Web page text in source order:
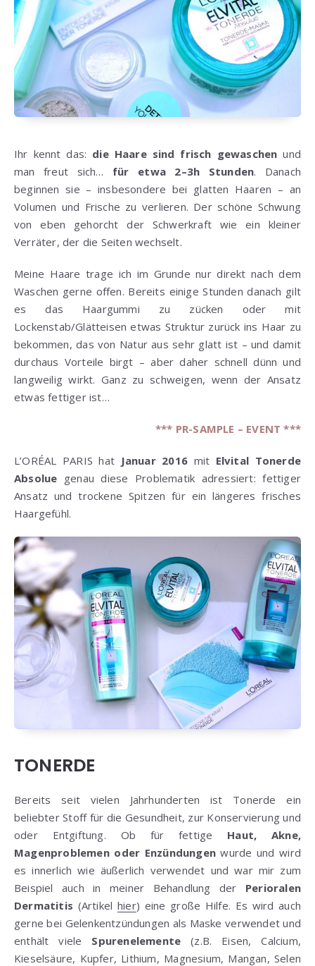
Ihr kennt das: die Haare sind frisch gewaschen und
man freut sich… für etwa 2–3h Stunden. Danach
beginnen sie – insbesondere bei glatten Haaren – an
Volumen und Frische zu verlieren. Der schöne Schwung
von eben gehorcht der Schwerkraft wie ein kleiner
Verräter, der die Seiten wechselt.
Meine Haare trage ich im Grunde nur direkt nach dem
Waschen gerne offen. Bereits einige Stunden danach gilt
es das Haargummi zu zücken oder mit
Lockenstab/Glätteisen etwas Struktur zurück ins Haar zu
bekommen, das von Natur aus sehr glatt ist – und damit
durchaus Vorteile birgt – aber daher schnell dünn und
langweilig wirkt. Ganz zu schweigen, wenn der Ansatz
etwas fettiger ist…
*** PR-SAMPLE – EVENT ***
L’ORÉAL PARIS hat Januar 2016 mit Elvital Tonerde
Absolue genau diese Problematik adressiert: fettiger
Ansatz und trockene Spitzen für ein längeres frisches
Haargefühl.
TONERDE
Bereits seit vielen Jahrhunderten ist Tonerde ein
beliebter Stoff für die Gesundheit, zur Konservierung und
oder Entgiftung. Ob für fettige Haut, Akne,
Magenproblemen oder Enzündungenwurde und wird
es innerlich wie äußerlich verwendet und war mir zum
Beispiel auch in meiner Behandlung der Perioralen
Dermatitis (Artikel hier) eine große Hilfe. Es wird auch
gerne bei Gelenkentzündungen als Maske verwendet und
enthält viele Spurenelemente (z.B. Eisen, Calcium,
Kieselsäure, Kupfer, Lithium, Magnesium, Mangan, Selen